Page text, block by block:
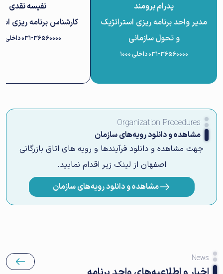
پدرام برومند
مدیر واحد برنامه ریزی استراتژیک
و تحول سازمانی
۰۳۱-۳۶۵۶۰۰۰۰ داخلی 1000
نفیسه نقدی
کارشناس برنامه ریزی
۰۳۱-۳۶۵۶۰۰۰۰ داخلی 1001
Organization Procedures
مشاهده و دانلود رویه‌های سازمان
جهت مشاهده و دانلود فرآیندها و رویه های اتاق بازرگانی
اصفهان از لینک زیر اقدام نمایید.
مشاهده و دانلود رویه‌های سازمان
News